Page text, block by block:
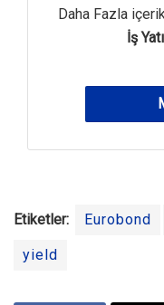
Daha Fazla
İş
Etiketler: Eurobond
yield